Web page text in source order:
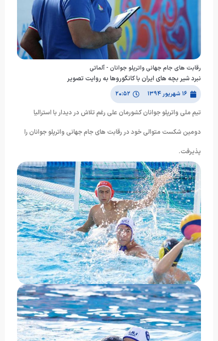
رقابت های جام جهانی واترپلو جوانان - آلماتی
نبرد شیر بچه های ایران با کانگوروها به روایت تصویر
۱۶ شهریور ۱۳۹۴ ۲۰:۵۲
تیم ملی واترپلو جوانان کشورمان علی رغم تلاش در دیدار با استرالیا
دومین شکست متوالی خود در رقابت های جام جهانی واترپلو جوانان را
پذیرفت.